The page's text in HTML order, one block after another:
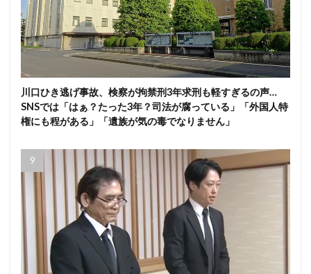
川口ひき逃げ事故、検察が拘禁刑3年求刑も軽すぎるの声…
SNSでは「はぁ？たった3年？司法が腐っている」「外国人特
権にも程がある」「遺族が気の毒でなりません」